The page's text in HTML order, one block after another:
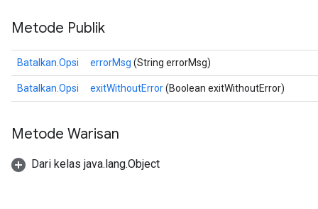
Metode Publik
Batalkan.Opsi errorMsg (String errorMsg)
Batalkan.Opsi exitWithoutError(Boolean exitWithoutError)
Metode Warisan
Dari kelas java.lang.Object